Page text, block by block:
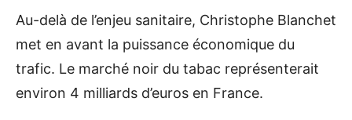
Au-delà de l’enjeu sanitaire, Christophe Blanchet
met en avant la puissance économique du
trafic. Le marché noir du tabac représenterait
environ 4 milliards d’euros en France.